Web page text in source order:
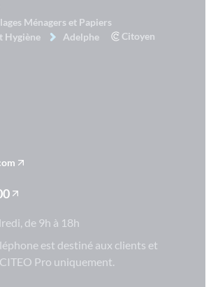
Ménagers et Papiers
Hygiène
Adelphe Citoyen
de 9h à 18h
est destiné aux clients et
Pro uniquement.